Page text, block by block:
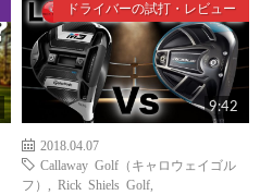
ドライバーの試打・レビュー
9:42
2018.04.07
Callaway Golf（キャロウェイゴル
フ）
Rick Shiels Golf